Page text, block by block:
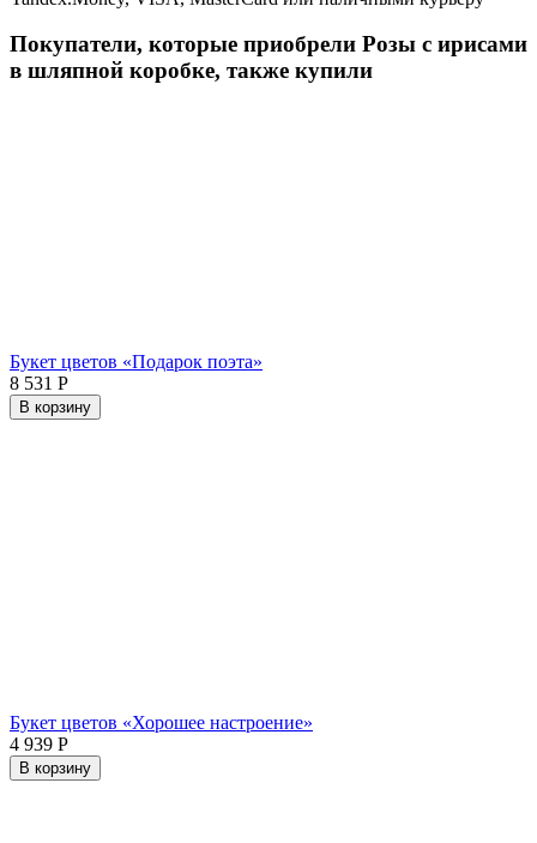
Покупатели, которые приобрели Розы с ирисами
в шляпной коробке, также купили
Букет цветов «Подарок поэта»
8 531 Р
В корзину
Букет цветов «Хорошее настроение»
4 939 Р
В корзину